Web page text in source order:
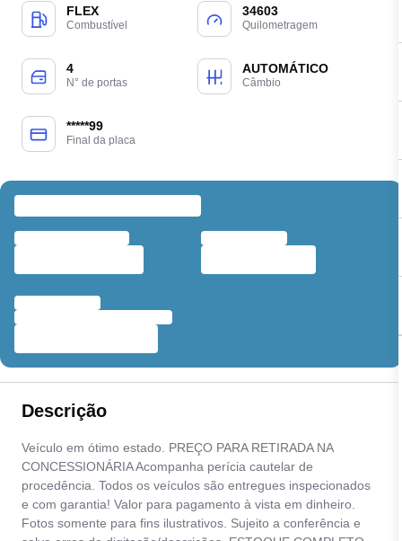
FLEX
Combustível
34603
Quilometragem
4
N° de portas
AUTOMÁTICO
Câmbio
*****99
Final da placa
Descrição
Veículo em ótimo estado. PREÇO PARA RETIRADA NA
CONCESSIONÁRIA Acompanha perícia cautelar de
procedência. Todos os veículos são entregues inspecionados
e com garantia! Valor para pagamento à vista em dinheiro.
Fotos somente para fins ilustrativos. Sujeito a conferência e